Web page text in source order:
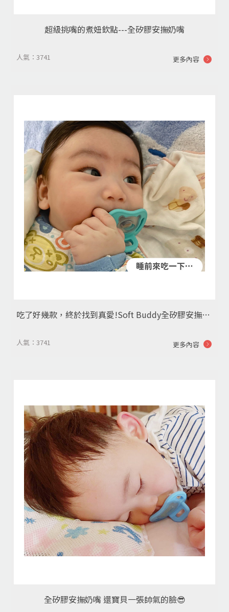
超級挑嘴的煮妞欽點---全矽膠安撫奶嘴
人氣：3741 更多內容
吃了好幾款，終於找到真愛!Soft Buddy全矽膠安撫奶嘴⭐️
人氣：3741 更多內容
全矽膠安撫奶嘴 還寶貝一張帥氣的臉😎